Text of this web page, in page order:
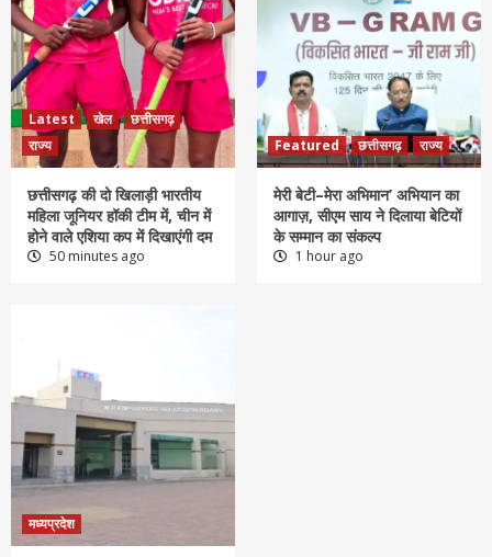
Latest खेल
छत्तीसगढ़
राज्य
छत्तीसगढ़ की दो खिलाड़ी भारतीय
महिला जूनियर हॉकी टीम में, चीन में
होने वाले एशिया कप में दिखाएंगी दम
50 minutes ago
Featured छत्तीसगढ़ राज्य
मेरी बेटी–मेरा अभिमान’ अभियान का
आगाज़, सीएम साय ने दिलाया बेटियों
के सम्मान का संकल्प
1 hour ago
मध्यप्रदेश